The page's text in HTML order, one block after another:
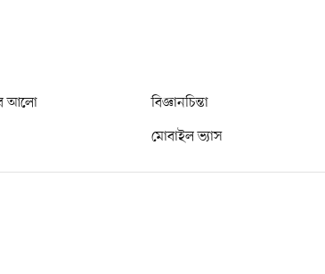
আলো বিজ্ঞানচিন্তা
মোবাইল ভ্যাস